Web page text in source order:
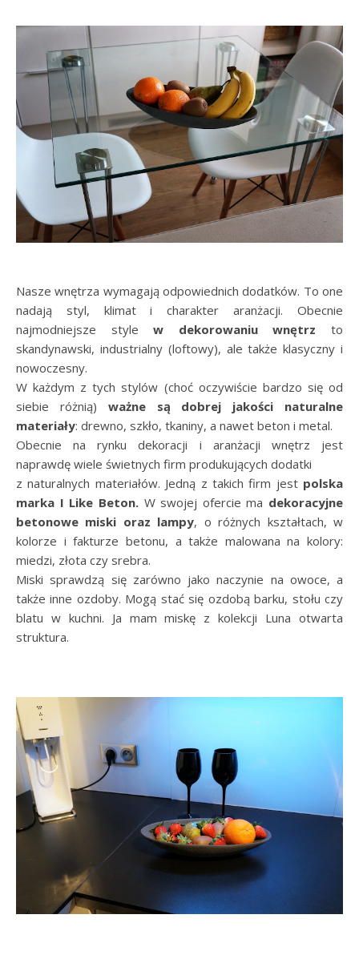
Nasze wnętrza wymagają odpowiednich dodatków. To one
nadają styl, klimat i charakter aranżacji. Obecnie
najmodniejsze stylew dekorowaniu wnętrzto
skandynawski, industrialny (loftowy), ale także klasyczny i
nowoczesny.
W każdym z tych stylów (choć oczywiście bardzo się od
siebie różnią) ważne są dobrej jakości naturalne
materiały: drewno, szkło, tkaniny, a nawet beton i metal.
Obecnie na rynku dekoracji i aranżacji wnętrz jest
naprawdę wiele świetnych firm produkujących dodatki
z naturalnych materiałów. Jedną z takich firm jest polska
marka I Like Beton. W swojej ofercie ma dekoracyjne
betonowe miski oraz lampy, o różnych kształtach, w
kolorze i fakturze betonu, a także malowana na kolory:
miedzi, złota czy srebra.
Miski sprawdzą się zarówno jako naczynie na owoce, a
także inne ozdoby. Mogą stać się ozdobą barku, stołu czy
blatu w kuchni. Ja mam miskę z kolekcji Luna otwarta
struktura.